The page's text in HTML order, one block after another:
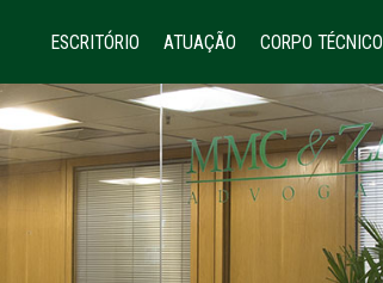
ESCRITÓRIO ATUAÇÃO CORPO TÉCNICO